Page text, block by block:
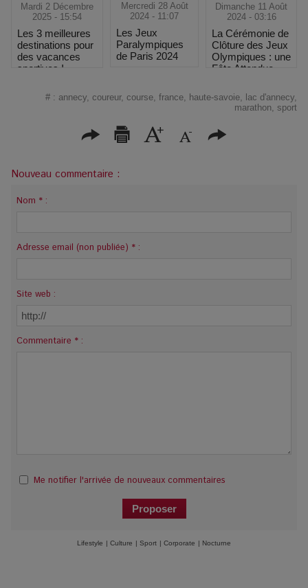
Mardi 2 Décembre
2025 - 15:54
Les 3 meilleures
destinations pour
des vacances
sportives !
Mercredi 28 Août
2024 - 11:07
Les Jeux
Paralympiques
de Paris 2024
Dimanche 11 Août
2024 - 03:16
La Cérémonie de
Clôture des Jeux
Olympiques : une
Fête Attendue
# : annecy coureur, course france haute-savoie lac d'annecy
marathon sport
Nouveau commentaire :
Nom * :
Adresse email (non publiée) * :
Site web :
Commentaire * :
Me notifier l'arrivée de nouveaux commentaires
Lifestyle | Culture | Sport | Corporate | Nocturne